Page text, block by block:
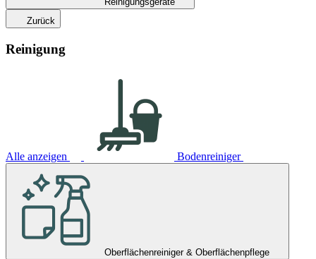
Zurück
Reinigung
Alle anzeigen Bodenreiniger
Oberflächenreiniger & Oberflächenpflege